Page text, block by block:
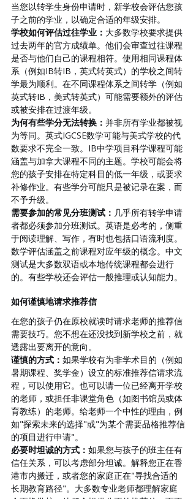
当您以转学生身份申请时，新学校会评估您孩
子之前的学业，以确定合适的年级安排。
学校如何评估过往学业： 大多数学校要求提供
过去两年的官方成绩单。他们会审查过往课程
是否与他们自己的课程相符。使用相同课程体
系（例如IB转IB，英式转英式）的学校之间转
学最为顺利。在不同课程体系之间转学（例如
英式转IB，美式转英式）可能需要额外的评估
或被安排在过渡年级。
为何有些学分无法转换： 并非所有学业都被视
为等同。英式IGCSE数学可能与美式学校的代
数要求不完全一致。IB中学项目科学课程可能
涵盖与加拿大课程不同的主题。学校可能会将
您的孩子安排在特定科目的低一年级，或要求
补修作业。有些学分可能只是被记录在案，而
不予升级。
需要参加的常见分班测试： 几乎所有转学申请
者都必须参加分班测试。英语是必考的，侧重
于阅读理解、写作，有时也包括口语流利度。
数学评估涵盖之前课程对应年级的概念。中文
测试是大多数双语或本地传统课程都会进行
的。有些学校还会评估一般推理或认知能力。
如何谨慎地请求推荐信
在您的孩子仍在原校就读时请求老师的推荐信
需要技巧。您不想在还没找到新学校之前，就
透露出要离开的意向。
谨慎的方式： 如果学校有为非学术目的（例如
暑期课程、奖学金）设立的标准推荐信请求流
程，可以使用它。也可以请一位已经离开学校
的老师，或担任非课堂角色（如图书馆员或体
育教练）的老师。给老师一个中性的理由，例
如"探索未来的选择"或"为某个需要品格推荐信
的项目进行申请"。
必要时坦诚的方式： 如果您与孩子的班主任有
信任关系，可以考虑部分坦诚。解释您正在香
港市内搬迁，或者您的家庭正在"寻找合适的
长期教育路径"。大多数专业老师都理解家庭